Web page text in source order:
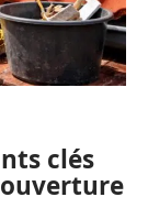
clés